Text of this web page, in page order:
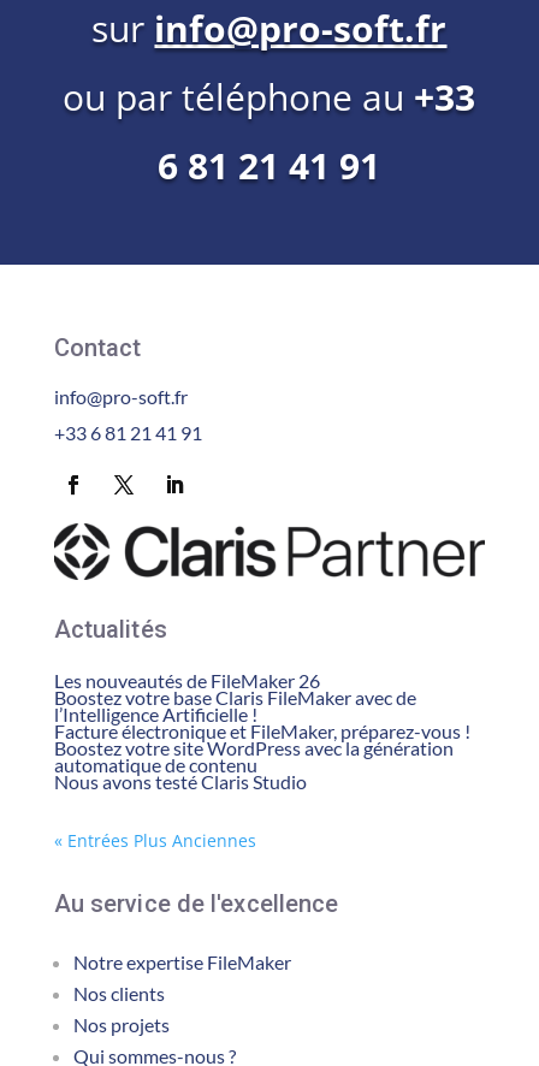
sur info@pro-soft.fr
ou par téléphone au +33
6 81 21 41 91
Contact
info@pro-soft.fr
+33 6 81 21 41 91
Actualités
Les nouveautés de FileMaker 26
Boostez votre base Claris FileMaker avec de
l’Intelligence Artificielle !
Facture électronique et FileMaker, préparez-vous !
Boostez votre site WordPress avec la génération
automatique de contenu
Nous avons testé Claris Studio
« Entrées Plus Anciennes
Au service de l'excellence
Notre expertise FileMaker
Nos clients
Nos projets
Qui sommes-nous ?